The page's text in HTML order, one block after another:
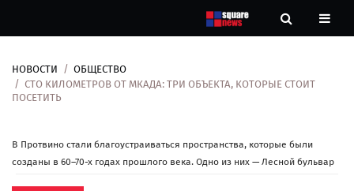
Новости
Контакты
НОВОСТИ
ОБЩЕСТВО
СТО КИЛОМЕТРОВ ОТ МКАДА: ТРИ ОБЪЕКТА, КОТОРЫЕ СТОИТ
ПОСЕТИТЬ
В Протвино стали благоустраиваться пространства, которые были
созданы в 60–70-х годах прошлого века. Одно из них — Лесной бульвар